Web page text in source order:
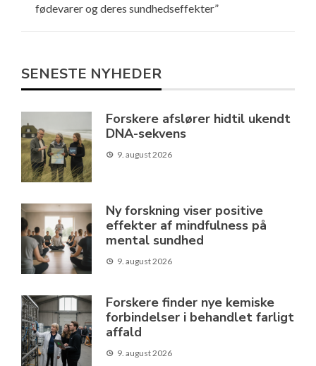
fødevarer og deres sundhedseffekter”
SENESTE NYHEDER
Forskere afslører hidtil ukendt
DNA-sekvens
9. august 2026
Ny forskning viser positive
effekter af mindfulness på
mental sundhed
9. august 2026
Forskere finder nye kemiske
forbindelser i behandlet farligt
affald
9. august 2026